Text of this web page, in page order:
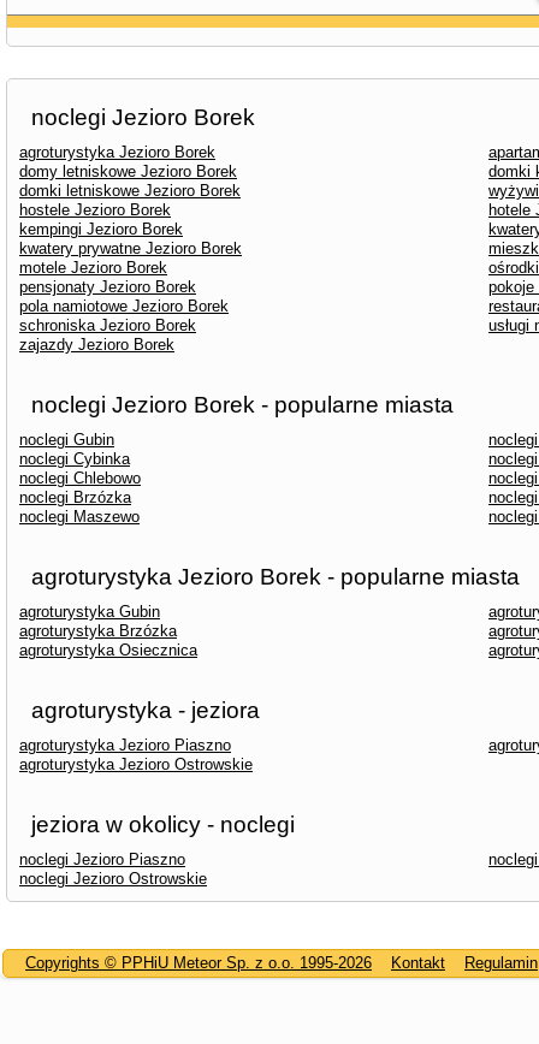
noclegi Jezioro Borek
agroturystyka Jezioro Borek
domy letniskowe Jezioro Borek
domki
domki letniskowe Jezioro Borek
hostele Jezioro Borek
hotele
kempingi Jezioro Borek
kwatery prywatne Jezioro Borek
motele Jezioro Borek
pensjonaty Jezioro Borek
pokoje
pola namiotowe Jezioro Borek
schroniska Jezioro Borek
usługi
zajazdy Jezioro Borek
noclegi Jezioro Borek - popularne miasta
noclegi Gubin
noclegi Cybinka
noclegi Chlebowo
noclegi Brzózka
noclegi Maszewo
agroturystyka Jezioro Borek - popularne miasta
agroturystyka Gubin
agroturystyka Brzózka
agroturystyka Osiecznica
agroturystyka - jeziora
agroturystyka Jezioro Piaszno
agroturystyka Jezioro Ostrowskie
jeziora w okolicy - noclegi
noclegi Jezioro Piaszno
noclegi Jezioro Ostrowskie
Copyrights © PPHiU Meteor Sp. z o.o. 1995-2026 Kontakt Regulamin